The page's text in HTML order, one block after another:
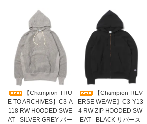
【Champion-TRU
E TO ARCHIVES】C3-A
118 RW HOODED SWE
AT - SILVER GREY パー
【Champion-REV
ERSE WEAVE】C3-Y13
4 RW ZIP HOODED SW
EAT - BLACK リバース